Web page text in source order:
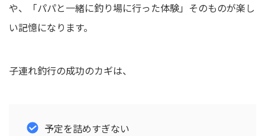
や、「パパと一緒に釣り場に行った体験」そのものが楽し
い記憶になります。
子連れ釣行の成功のカギは、
予定を詰めすぎない